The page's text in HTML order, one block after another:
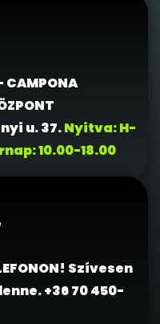
CAMPONA
u. 37.Nyitva: H-
10.00-18.00
Szívesen
+36 70 450-